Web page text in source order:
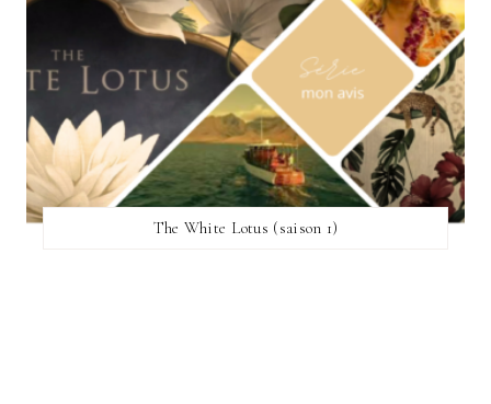
The White Lotus (saison 1)